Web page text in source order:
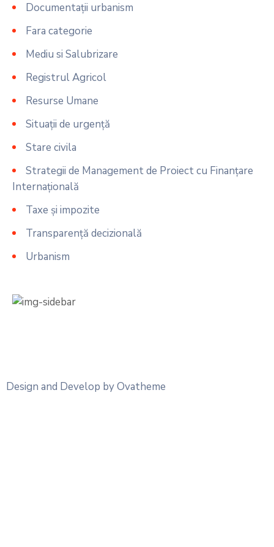
Documentații urbanism
Fara categorie
Mediu si Salubrizare
Registrul Agricol
Resurse Umane
Situații de urgență
Stare civila
Strategii de Management de Proiect cu Finanțare
Internațională
Taxe și impozite
Transparență decizională
Urbanism
Design and Develop by Ovatheme